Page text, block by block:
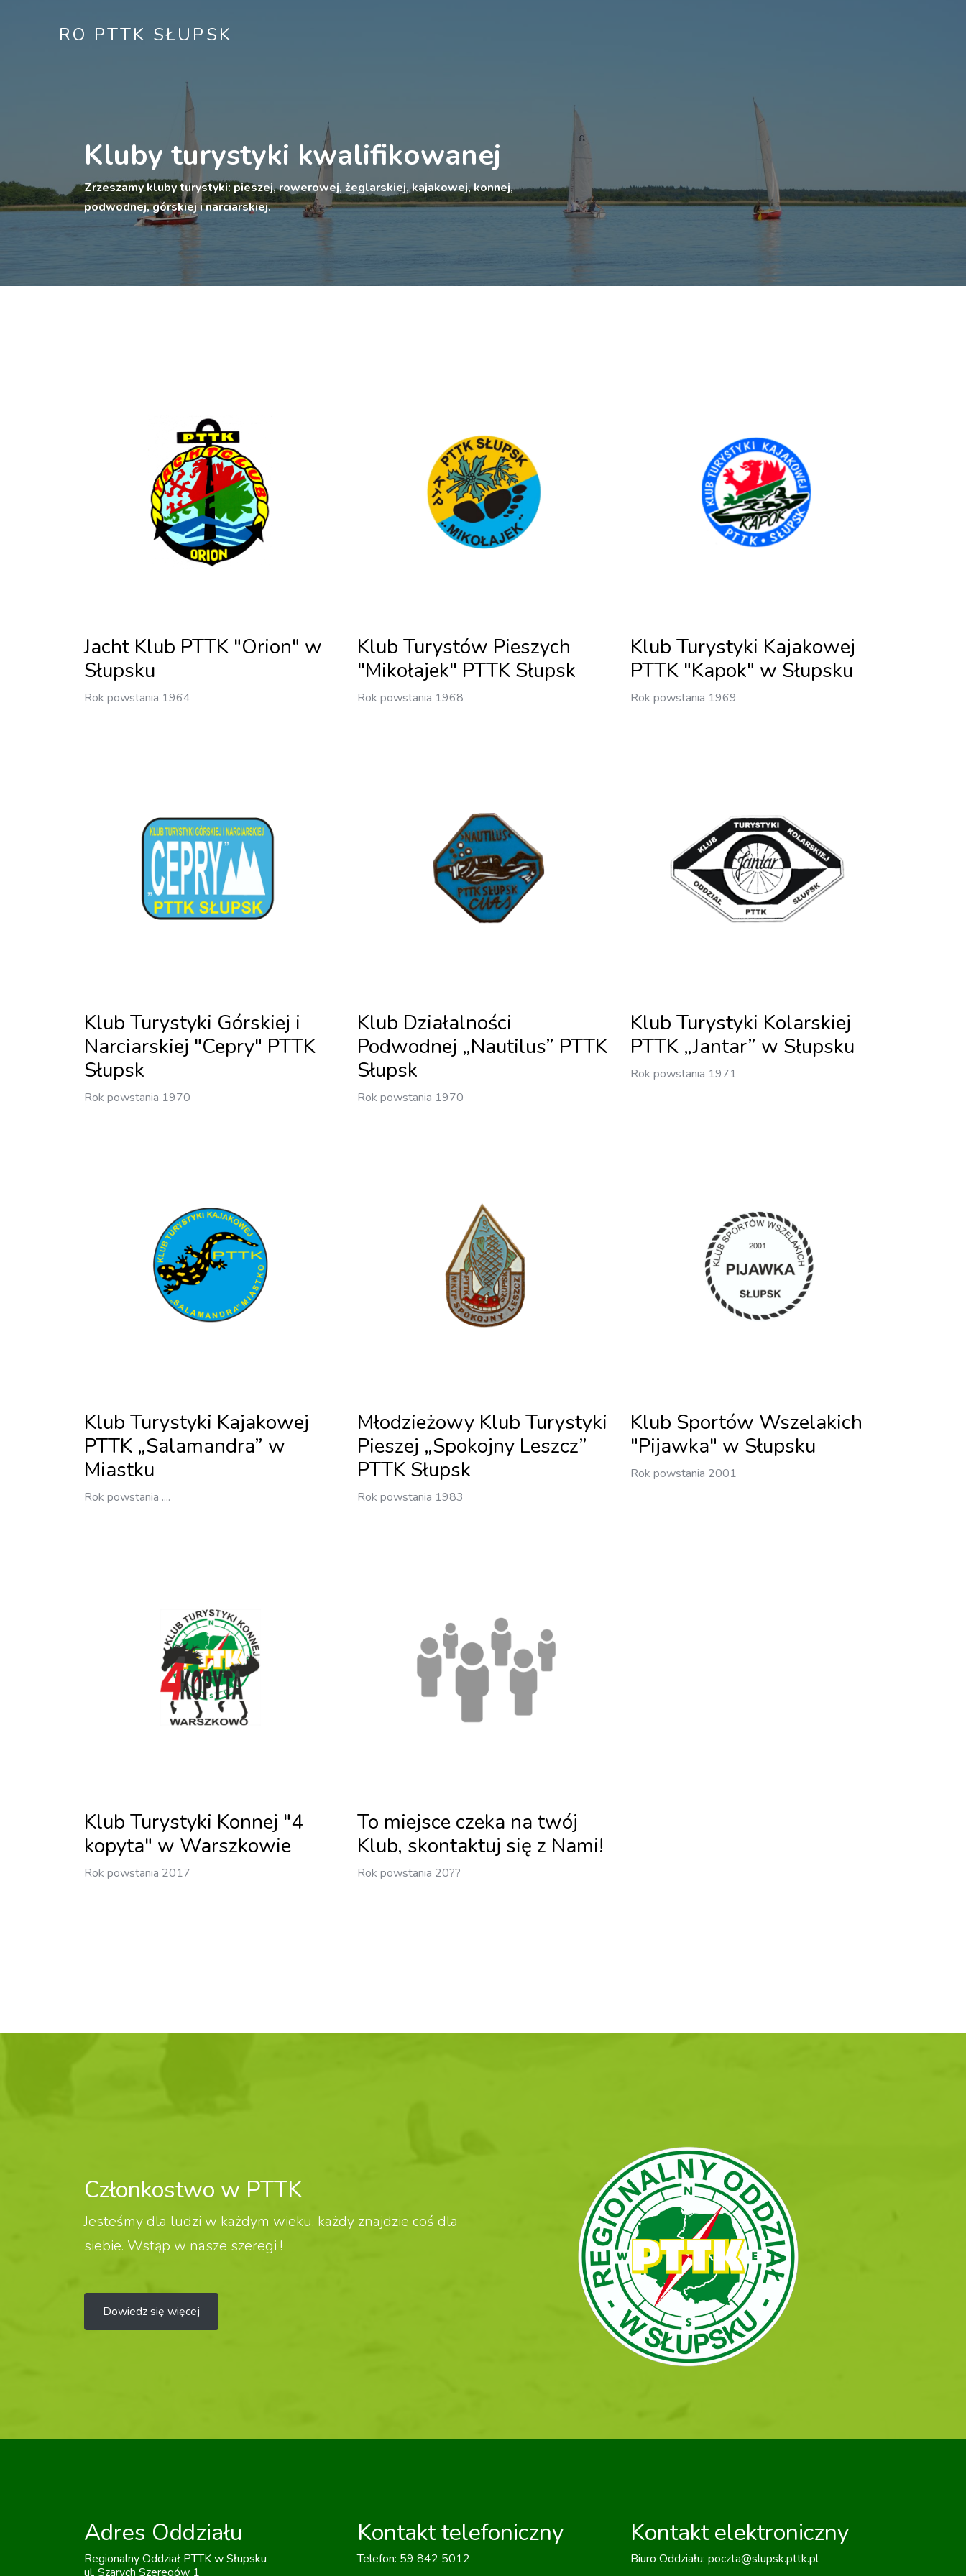
RO PTTK SŁUPSK
Kluby turystyki kwalifikowanej
Zrzeszamy kluby turystyki: pieszej, rowerowej, żeglarskiej, kajakowej, konnej,
podwodnej, górskiej i narciarskiej.
Jacht Klub PTTK "Orion" w
Słupsku
Rok powstania 1964
Klub Turystów Pieszych
"Mikołajek" PTTK Słupsk
Rok powstania 1968
Klub Turystyki Kajakowej
PTTK "Kapok" w Słupsku
Rok powstania 1969
Klub Turystyki Górskiej i
Narciarskiej "Cepry" PTTK
Słupsk
Rok powstania 1970
Klub Działalności
Podwodnej „Nautilus” PTTK
Słupsk
Rok powstania 1970
Klub Turystyki Kolarskiej
PTTK „Jantar” w Słupsku
Rok powstania 1971
Klub Turystyki Kajakowej
PTTK „Salamandra” w
Miastku
Rok powstania ....
Młodzieżowy Klub Turystyki
Pieszej „Spokojny Leszcz”
PTTK Słupsk
Rok powstania 1983
Klub Sportów Wszelakich
"Pijawka" w Słupsku
Rok powstania 2001
Klub Turystyki Konnej "4
kopyta" w Warszkowie
Rok powstania 2017
To miejsce czeka na twój
Klub, skontaktuj się z Nami!
Rok powstania 20??
Członkostwo w PTTK
Jesteśmy dla ludzi w każdym wieku, każdy znajdzie coś dla
siebie. Wstąp w nasze szeregi !
Dowiedz się więcej
Adres Oddziału
Regionalny Oddział PTTK w Słupsku
ul. Szarych Szeregów 1
Kontakt telefoniczny
Telefon: 59 842 5012
Kontakt elektroniczny
Biuro Oddziału: poczta@slupsk.pttk.pl